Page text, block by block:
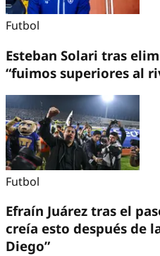
Futbol
Esteban Solari tras
“fuimos superiores al
Futbol
Efraín Juárez tras el
creía esto después de
Diego”